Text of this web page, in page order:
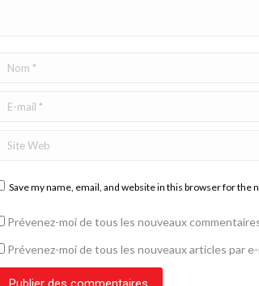
Nom *
E-mail *
Site Web
Save my name, email, and website in this browser for the
Prévenez-moi de tous les nouveaux
Prévenez-moi de tous les nouveaux articles par e-